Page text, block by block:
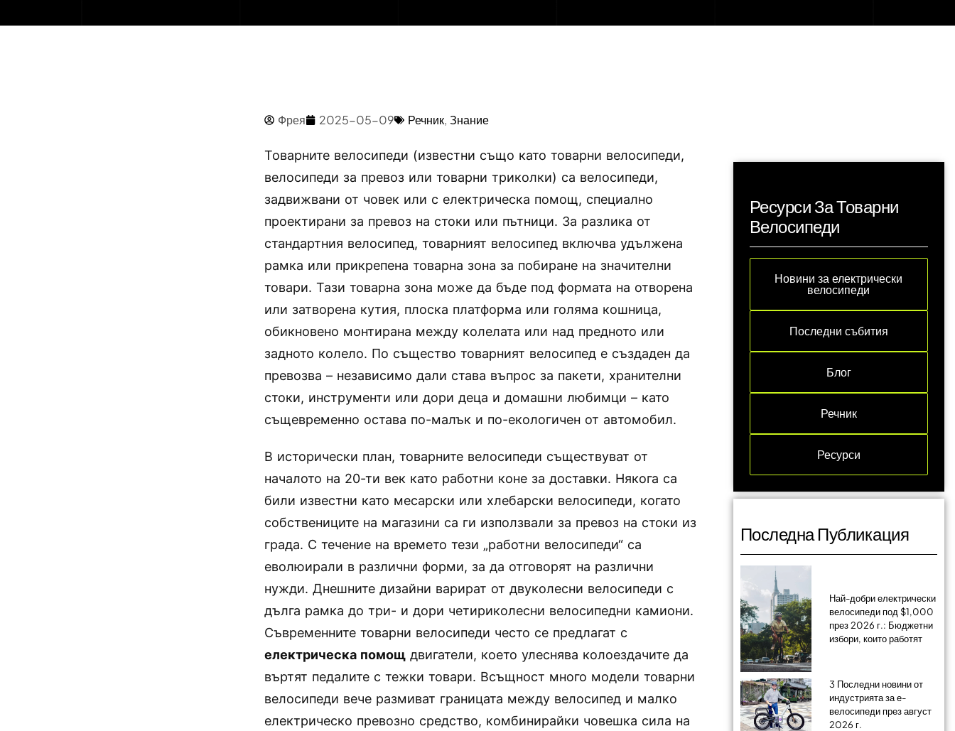
Фрея 2025-05-09 Речник,Знание
Товарните велосипеди (известни също като товарни велосипеди,
велосипеди за превоз или товарни триколки) са велосипеди,
задвижвани от човек или с електрическа помощ, специално
проектирани за превоз на стоки или пътници. За разлика от
стандартния велосипед, товарният велосипед включва удължена
рамка или прикрепена товарна зона за побиране на значителни
товари. Тази товарна зона може да бъде под формата на отворена
или затворена кутия, плоска платформа или голяма кошница,
обикновено монтирана между колелата или над предното или
задното колело. По същество товарният велосипед е създаден да
превозва – независимо дали става въпрос за пакети, хранителни
стоки, инструменти или дори деца и домашни любимци – като
същевременно остава по-малък и по-екологичен от автомобил.
В исторически план, товарните велосипеди съществуват от
началото на 20-ти век като работни коне за доставки. Някога са
били известни като месарски или хлебарски велосипеди, когато
собствениците на магазини са ги използвали за превоз на стоки из
града. С течение на времето тези „работни велосипеди“ са
еволюирали в различни форми, за да отговорят на различни
нужди. Днешните дизайни варират от двуколесни велосипеди с
дълга рамка до три- и дори четириколесни велосипедни камиони.
Съвременните товарни велосипеди често се предлагат с
електрическа помощ двигатели, което улеснява колоездачите да
въртят педалите с тежки товари. Всъщност много модели товарни
велосипеди вече размиват границата между велосипед и малко
електрическо превозно средство, комбинирайки човешка сила на
Ресурси За Товарни
Велосипеди
Новини за електрически
велосипеди
Последни събития
Блог
Речник
Ресурси
Последна Публикация
Най-добри електрически
велосипеди под $1,000
през 2026 г.: Бюджетни
избори, които работят
3 Последни новини от
индустрията за е-
велосипеди през август
2026 г.